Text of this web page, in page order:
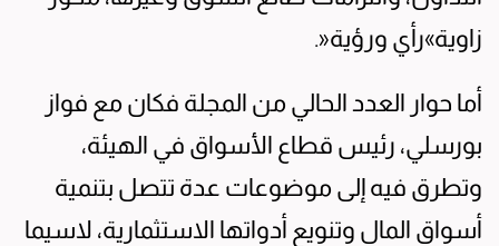
زاوية»رأي ورؤية«.
أما حوار العدد الحالي من المجلة فكان مع فواز
بورسلي، رئيس قطاع الأسواق في الهيئة،
وتطرق فيه إلى موضوعات عدة تتصل بتنمية
أسواق المال وتنويع أدواتها الاستثمارية، لاسيما